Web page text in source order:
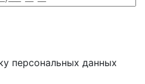
персональных данных